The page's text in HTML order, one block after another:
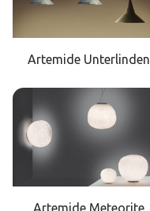
Artemide Unterlinden
Artemide Meteorite